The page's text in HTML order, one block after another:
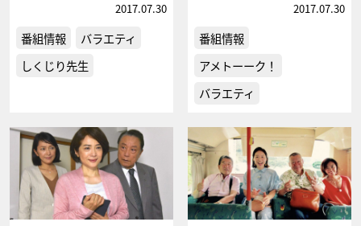
2017.07.30
番組情報
バラエティ
しくじり先生
2017.07.30
番組情報
アメトーーク！
バラエティ